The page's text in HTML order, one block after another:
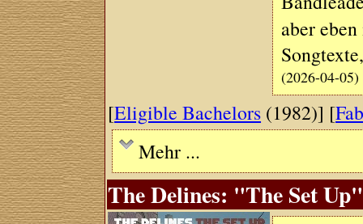
aber
(2026-04-05)
[Eligible Bachelors (1982)] [
Mehr ...
The Delines: "The Set